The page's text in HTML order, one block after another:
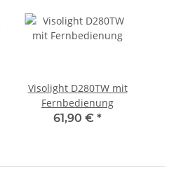
Visolight D280TW mit
Fernbedienung
61,90 € *